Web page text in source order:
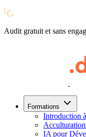
Audit gratuit et sans
Formations
Introduction
IA pour